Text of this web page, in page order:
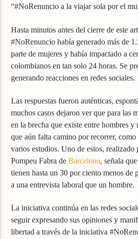
“#NoRenuncio a la viajar sola por el
Hasta minutos antes del cierre de este
#NoRenuncio había generado más de
parte de mujeres y había impactado a
colombianos en tan solo 24 horas. Se
generando reacciones en redes sociales.
Las respuestas fueron auténticas,
muchos casos dejaron ver que para las
en la brecha que existe entre hombres y
que aún falta camino por recorrer,
varios estudios. Uno de estos,
Pompeu Fabra deBarcelona, señala
tienen hasta un 30 por ciento menos de
a una entrevista laboral que un hombre.
La iniciativa continúa en las redes
seguir expresando sus opiniones y
libertad a través de la iniciativa